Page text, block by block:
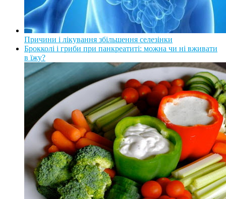
Причини і лікування збільшення селезінки
Брокколі і гриби при панкреатиті: можна чи ні вживати
в їжу?